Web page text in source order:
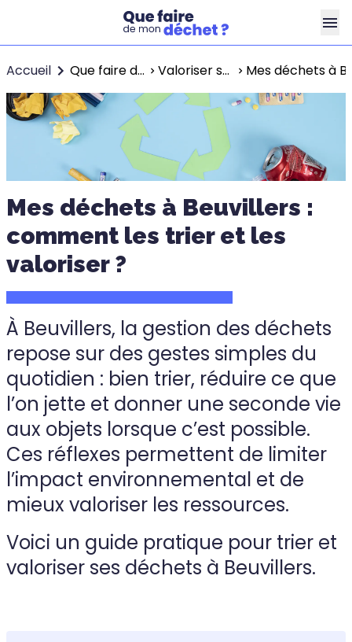
Accueil Que faire de mon déchet ? Valoriser ses déchets dans l’agglomération de Lisieux Normandie Mes déchets à
Mes déchets à Beuvillers :
comment les trier et les
valoriser ?
À Beuvillers, la gestion des déchets
repose sur des gestes simples du
quotidien : bien trier, réduire ce que
l’on jette et donner une seconde vie
aux objets lorsque c’est possible.
Ces réflexes permettent de limiter
l’impact environnemental et de
mieux valoriser les ressources.
Voici un guide pratique pour trier et
valoriser ses déchets à Beuvillers.